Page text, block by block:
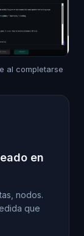
al completarse
en
nodos.
que